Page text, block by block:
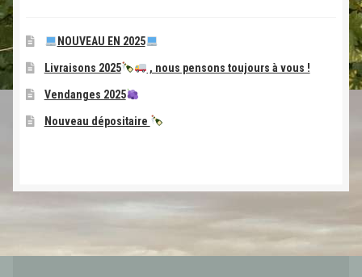
NOUVEAU EN 2025
Livraisons 2025 , nous pensons toujours à vous !
Vendanges 2025
Nouveau dépositaire